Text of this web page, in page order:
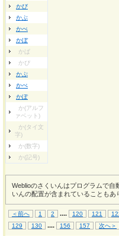
かび
かぶ
かべ
かぼ
かぱ
かぴ
かぷ
かぺ
かぽ
か(アルフ
ァベット)
か(タイ文
字)
か(数字)
か(記号)
Weblioのさくいんはプログラムで自
いんの配置が含まれていることもあ
＜前へ 1 2 .... 120 121
129
130 .... 156 157 次へ＞